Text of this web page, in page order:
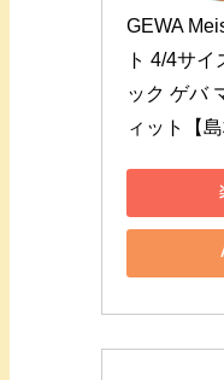
GEWA
ト 4/4サ
ック ゲバ
ィット【